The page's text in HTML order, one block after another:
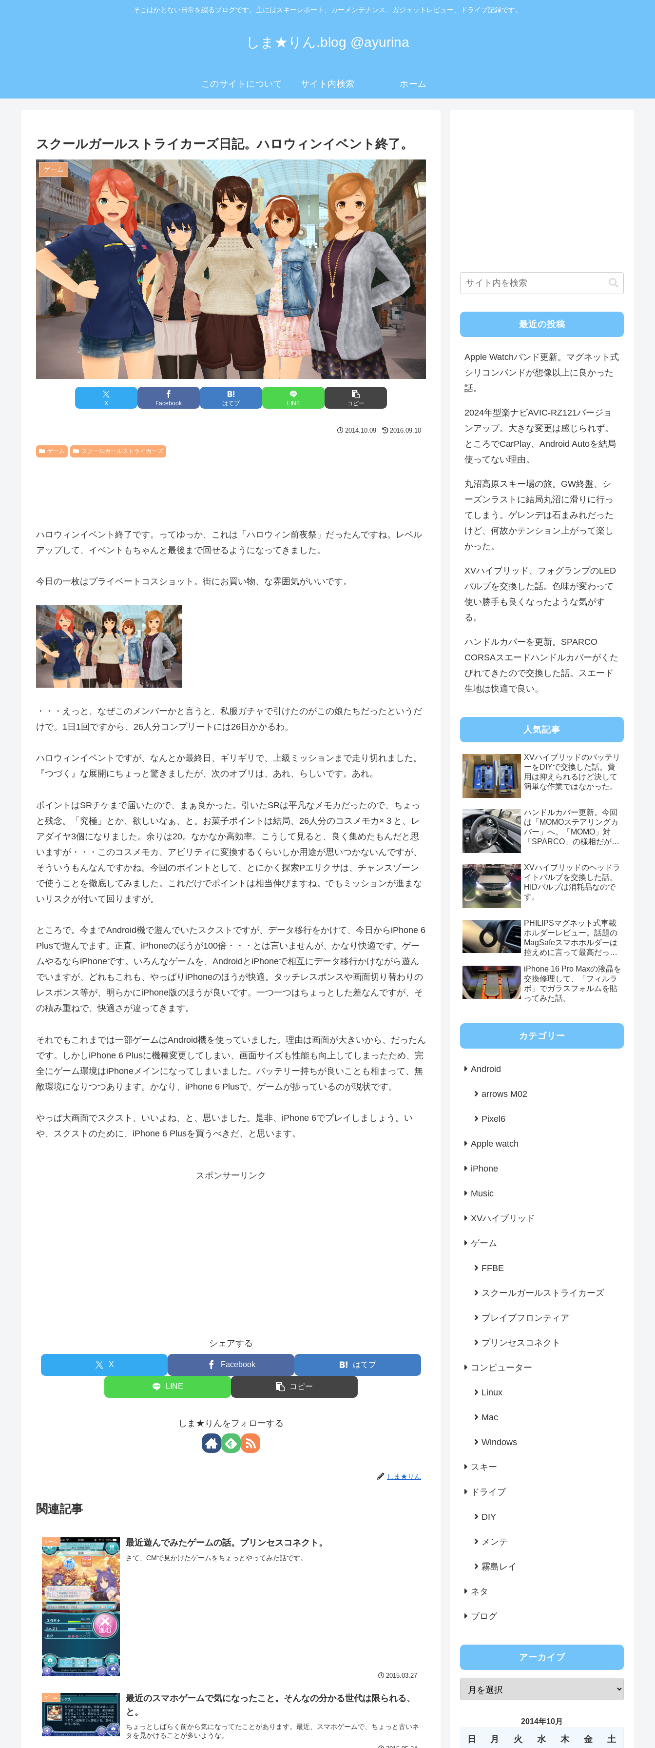
そこはかとない日常を綴るブログです。主にはスキーレポート、カーメンテナンス、ガジェットレビュー、ドライブ記録です。
しま★りん.blog @ayurina
このサイトについて サイト内検索 ホーム
スクールガールストライカーズ日記。ハロウィンイベント終了。
ゲーム
X Facebook はてブ LINE コピー
2014.10.09 2016.09.10
ゲーム スクールガールストライカーズ
ハロウィンイベント終了です。ってゆっか、これは「ハロウィン前夜祭」だったんですね。レベル
アップして、イベントもちゃんと最後まで回せるようになってきました。
今日の一枚はプライベートコスショット。街にお買い物、な雰囲気がいいです。
・・・えっと、なぜこのメンバーかと言うと、私服ガチャで引けたのがこの娘たちだったというだ
けで。1日1回ですから、26人分コンプリートには26日かかるわ。
ハロウィンイベントですが、なんとか最終日、ギリギリで、上級ミッションまで走り切れました。
『つづく』な展開にちょっと驚きましたが、次のオブリは、あれ、らしいです。あれ。
ポイントはSRチケまで届いたので、まぁ良かった。引いたSRは平凡なメモカだったので、ちょっ
と残念。「究極」とか、欲しいなぁ、と。お菓子ポイントは結局、26人分のコスメモカ×３と、レ
アダイヤ3個になりました。余りは20。なかなか高効率。こうして見ると、良く集めたもんだと思
いますが・・・このコスメモカ、アビリティに変換するくらいしか用途が思いつかないんですが、
そういうもんなんですかね。今回のポイントとして、とにかく探索Pエリクサは、チャンスゾーン
で使うことを徹底してみました。これだけでポイントは相当伸びますね。でもミッションが進まな
いリスクが付いて回りますが。
ところで。今までAndroid機で遊んでいたスクストですが、データ移行をかけて、今日からiPhone 6
Plusで遊んでます。正直、iPhoneのほうが100倍・・・とは言いませんが、かなり快適です。ゲー
ムやるならiPhoneです。いろんなゲームを、AndroidとiPhoneで相互にデータ移行かけながら遊ん
でいますが、どれもこれも、やっぱりiPhoneのほうが快適。タッチレスポンスや画面切り替わりの
レスポンス等が、明らかにiPhone版のほうが良いです。一つ一つはちょっとした差なんですが、そ
の積み重ねで、快適さが違ってきます。
それでもこれまでは一部ゲームはAndroid機を使っていました。理由は画面が大きいから、だったん
です。しかしiPhone 6 Plusに機種変更してしまい、画面サイズも性能も向上してしまったため、完
全にゲーム環境はiPhoneメインになってしまいました。バッテリー持ちが良いことも相まって、無
敵環境になりつつあります。かなり、iPhone 6 Plusで、ゲームが捗っているのが現状です。
やっぱ大画面でスクスト、いいよね、と、思いました。是非、iPhone 6でプレイしましょう。い
や、スクストのために、iPhone 6 Plusを買うべきだ、と思います。
スポンサーリンク
シェアする
X Facebook はてブ
LINE コピー
しま★りんをフォローする
しま★りん
関連記事
ゲーム 最近遊んでみたゲームの話。プリンセスコネクト。
さて、CMで見かけたゲームをちょっとやってみた話です。
2015.03.27
ゲーム
最近のスマホゲームで気になったこと。そんなの分かる世代は限られる、
と。
ちょっとしばらく前から気になってたことがあります。最近、スマホゲームで、ちょっと古いネ
タを見かけることが多いような。
最近の投稿
Apple Watchバンド更新。マグネット式
シリコンバンドが想像以上に良かった
話。
2024年型楽ナビAVIC-RZ121バージョ
ンアップ。大きな変更は感じられず。
ところでCarPlay、Android Autoを結局
使ってない理由。
丸沼高原スキー場の旅。GW終盤、シ
ーズンラストに結局丸沼に滑りに行っ
てしまう。ゲレンデは石まみれだった
けど、何故かテンション上がって楽し
かった。
XVハイブリッド、フォグランプのLED
バルブを交換した話。色味が変わって
使い勝手も良くなったような気がす
る。
ハンドルカバーを更新。SPARCO
CORSAスエードハンドルカバーがくた
びれてきたので交換した話。スエード
生地は快適で良い。
人気記事
XVハイブリッドのバッテリ
ーをDIYで交換した話。費
用は抑えられるけど決して
簡単な作業ではなかった。
ハンドルカバー更新。今回
は「MOMOステアリングカ
バー」へ。「MOMO」対
「SPARCO」の様相だが、
XVハイブリッドのヘッドラ
イトバルブを交換した話。
HIDバルブは消耗品なので
す。
PHILIPSマグネット式車載
ホルダーレビュー。話題の
MagSafeスマホホルダーは
控えめに言って最高だっ
iPhone 16 Pro Maxの液晶を
交換修理して、「フィルラ
ボ」でガラスフォルムを貼
ってみた話。
カテゴリー
Android
arrows M02
Pixel6
Apple watch
iPhone
Music
XVハイブリッド
ゲーム
FFBE
スクールガールストライカーズ
ブレイブフロンティア
プリンセスコネクト
コンピューター
Linux
Mac
Windows
スキー
ドライブ
DIY
メンテ
霧島レイ
ネタ
ブログ
アーカイブ
2014年10月
日 月 火 水 木 金 土